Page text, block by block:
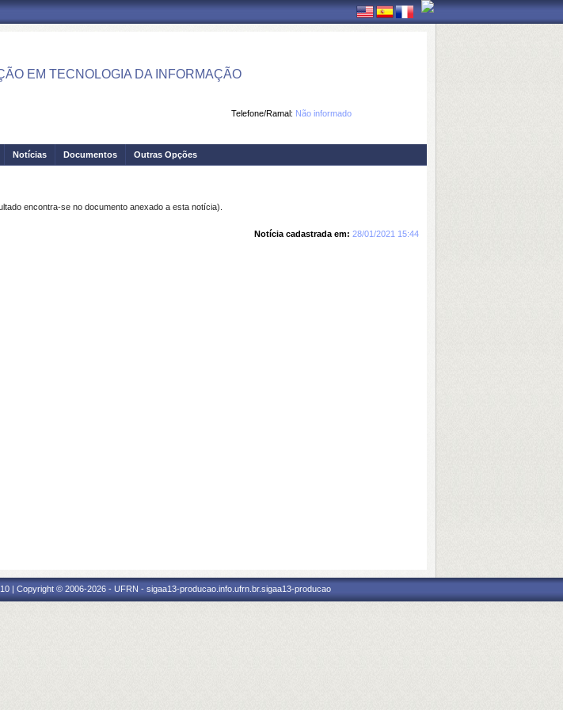
EM TECNOLOGIA DA INFORMAÇÃO
Telefone/Ramal: Não informado
Notícias Documentos Outras Opções
encontra-se no documento anexado a esta notícia).
Notícia cadastrada em: 28/01/2021 15:44
| Copyright © 2006-2026 - UFRN - sigaa13-producao.info.ufrn.br.sigaa13-producao